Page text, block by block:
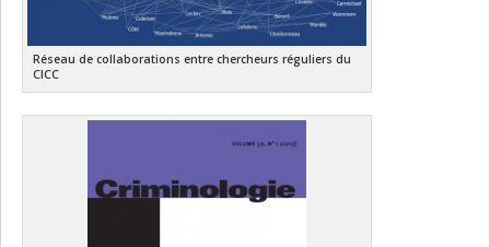
Réseau de collaborations entre chercheurs réguliers du
CICC